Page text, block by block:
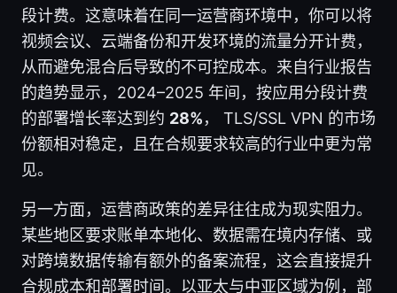
段计费。这意味着在同一运营商环境中，你可以将
视频会议、云端备份和开发环境的流量分开计费，
从而避免混合后导致的不可控成本。来自行业报告
的趋势显示，2024–2025 年间，按应用分段计费
的部署增长率达到约 28%， TLS/SSL VPN 的市场
份额相对稳定，且在合规要求较高的行业中更为常
见。
另一方面，运营商政策的差异往往成为现实阻力。
某些地区要求账单本地化、数据需在境内存储、或
对跨境数据传输有额外的备案流程，这会直接提升
合规成本和部署时间。以亚太与中亚区域为例，部